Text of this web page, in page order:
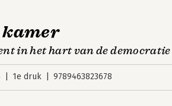
kamer
in het hart van de democratie
1e druk 9789463823678